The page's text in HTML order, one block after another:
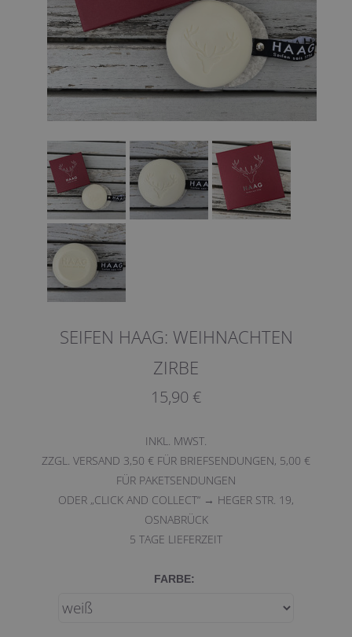
SEIFEN HAAG: WEIHNACHTEN
ZIRBE
15,90 €
INKL. MWST.
ZZGL. VERSAND 3,50 € FÜR BRIEFSENDUNGEN, 5,00 €
FÜR PAKETSENDUNGEN
ODER „CLICK AND COLLECT“ → HEGER STR. 19,
OSNABRÜCK
5 TAGE LIEFERZEIT
FARBE: